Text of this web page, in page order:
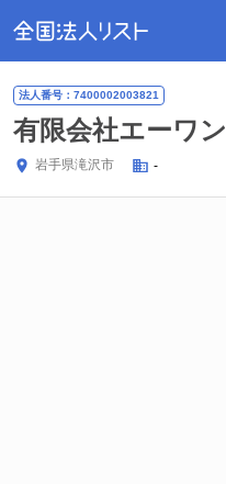
法人番号：7400002003821
有限会社エーワン
岩手県滝沢市 -